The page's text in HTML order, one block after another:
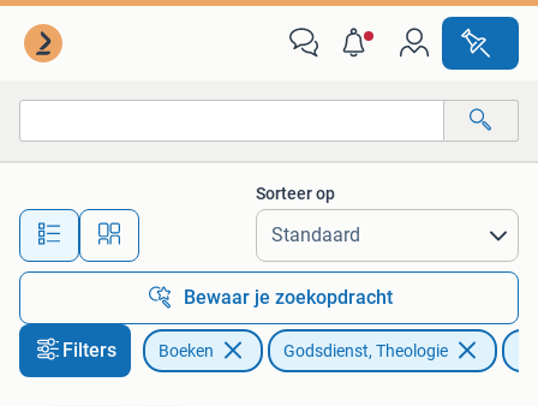
Alle afstanden…
Sorteer op
Bewaar je zoekopdracht
Filters Boeken Godsdienst, Theologie